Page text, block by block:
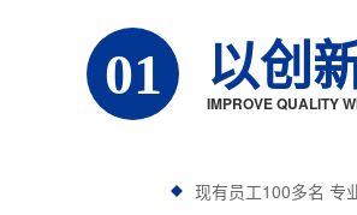
01 以创
IMPROVE QUALITY
现有员工100多名 专